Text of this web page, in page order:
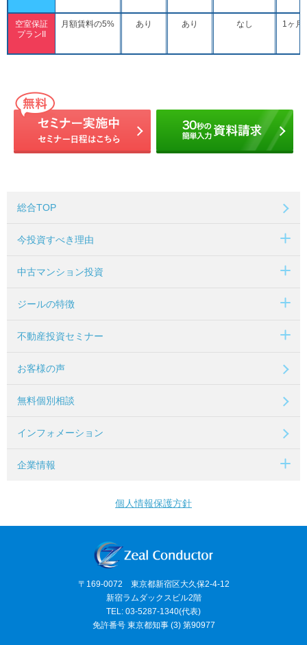
空室保証
プランII
月額賃料の5% あり あり なし 1ヶ月
総合TOP
今投資すべき理由
中古マンション投資
ジールの特徴
不動産投資セミナー
お客様の声
無料個別相談
インフォメーション
企業情報
個人情報保護方針
〒169-0072 東京都新宿区大久保2-4-12
新宿ラムダックスビル2階
TEL: 03-5287-1340(代表)
免許番号 東京都知事 (3) 第90977